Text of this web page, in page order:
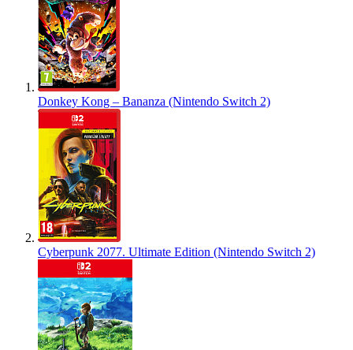
Donkey Kong – Bananza (Nintendo Switch 2)
Cyberpunk 2077. Ultimate Edition (Nintendo Switch 2)